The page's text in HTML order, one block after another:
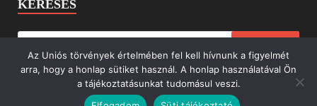
KERESÉS
Az Uniós törvények értelmében fel kell hívnunk a figyelmét
arra, hogy a honlap sütiket használ. A honlap használatával Ön
a tájékoztatásunkat tudomásul veszi.